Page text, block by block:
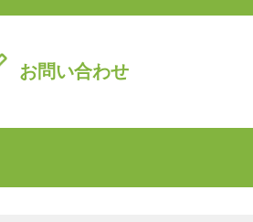
お問い合わせ